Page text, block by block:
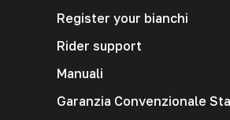
Register your bianchi
Rider support
Manuali
Garanzia Convenzionale